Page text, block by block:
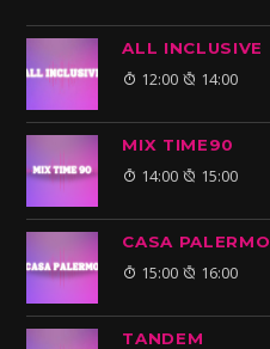
ALL INCLUSIVE
12:00 14:00
MIX TIME90
14:00 15:00
CASA PALERMO
15:00 16:00
TANDEM